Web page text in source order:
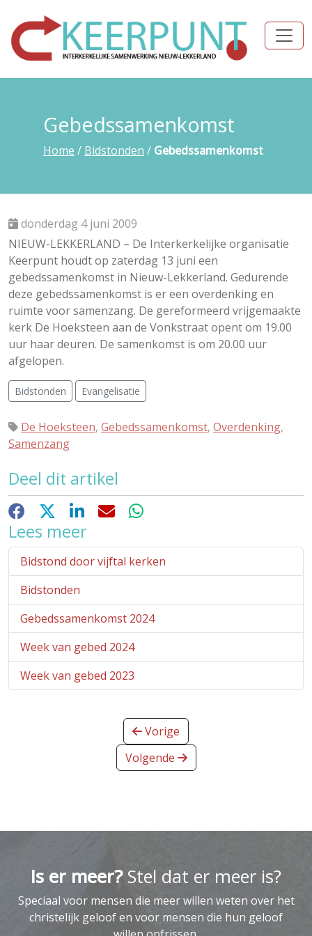
Gebedssamenkomst
Home / Bidstonden / Gebedssamenkomst
donderdag 4 juni 2009
NIEUW-LEKKERLAND – De Interkerkelijke organisatie
Keerpunt houdt op zaterdag 13 juni een
gebedssamenkomst in Nieuw-Lekkerland. Gedurende
deze gebedssamenkomst is er een overdenking en
ruimte voor samenzang. De gereformeerd vrijgemaakte
kerk De Hoeksteen aan de Vonkstraat opent om 19.00
uur haar deuren. De samenkomst is om 20.00 uur
afgelopen.
Bidstonden Evangelisatie
De Hoeksteen, Gebedssamenkomst, Overdenking,
Samenzang
Deel dit artikel
Facebook LinkedInE-mailWhatsApp
Lees meer
Bidstond door vijftal kerken
Bidstonden
Gebedssamenkomst 2024
Week van gebed 2024
Week van gebed 2023
Vorige
Volgende
Is er meer?Stel dat er meer is?
Speciaal voor mensen die meer willen weten over het
christelijk geloof en voor mensen die hun geloof